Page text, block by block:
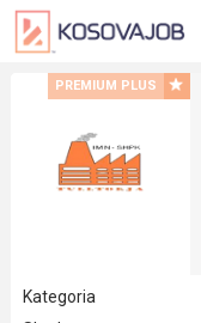
PREMIUM PLUS
Kategoria